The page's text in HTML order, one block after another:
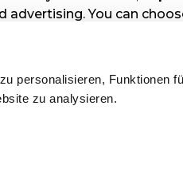
personalisieren, Funktionen
zu analysieren.